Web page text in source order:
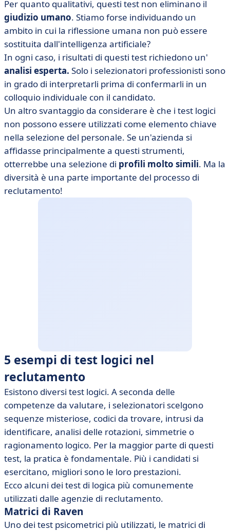
Per quanto qualitativi, questi test non eliminano il
giudizio umano. Stiamo forse individuando un
ambito in cui la riflessione umana non può essere
sostituita dall'intelligenza artificiale?
In ogni caso, i risultati di questi test richiedono un'
analisi esperta. Solo i selezionatori professionisti sono
in grado di interpretarli prima di confermarli in un
colloquio individuale con il candidato.
Un altro svantaggio da considerare è che i test logici
non possono essere utilizzati come elemento chiave
nella selezione del personale. Se un'azienda si
affidasse principalmente a questi strumenti,
otterrebbe una selezione di profili molto simili. Ma la
diversità è una parte importante del processo di
reclutamento!
5 esempi di test logici nel
reclutamento
Esistono diversi test logici. A seconda delle
competenze da valutare, i selezionatori scelgono
sequenze misteriose, codici da trovare, intrusi da
identificare, analisi delle rotazioni, simmetrie o
ragionamento logico. Per la maggior parte di questi
test, la pratica è fondamentale. Più i candidati si
esercitano, migliori sono le loro prestazioni.
Ecco alcuni dei test di logica più comunemente
utilizzati dalle agenzie di reclutamento.
Matrici di Raven
Uno dei test psicometrici più utilizzati, le matrici di